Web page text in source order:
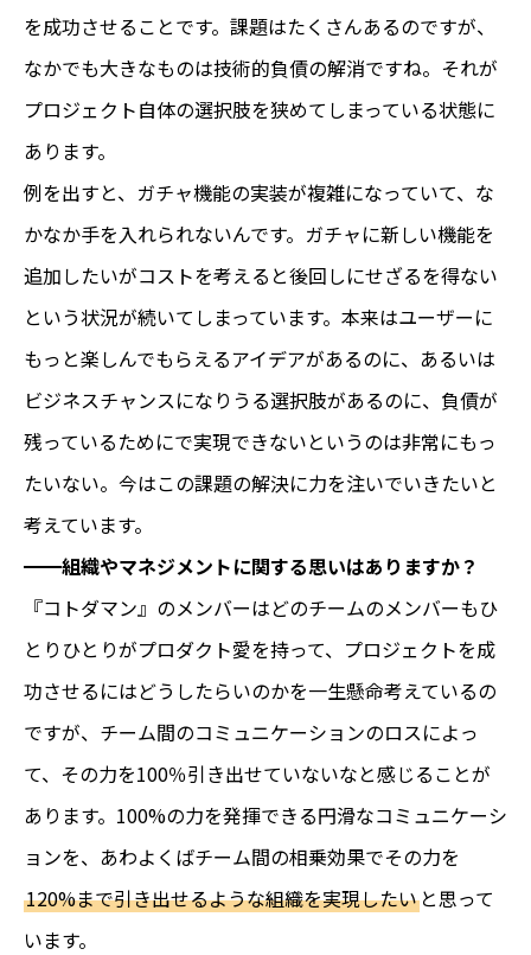
を成功させることです。課題はたくさんあるのですが、
なかでも大きなものは技術的負債の解消ですね。それが
プロジェクト自体の選択肢を狭めてしまっている状態に
あります。
例を出すと、ガチャ機能の実装が複雑になっていて、な
かなか手を入れられないんです。ガチャに新しい機能を
追加したいがコストを考えると後回しにせざるを得ない
という状況が続いてしまっています。本来はユーザーに
もっと楽しんでもらえるアイデアがあるのに、あるいは
ビジネスチャンスになりうる選択肢があるのに、負債が
残っているためにで実現できないというのは非常にもっ
たいない。今はこの課題の解決に力を注いでいきたいと
考えています。
━━組織やマネジメントに関する思いはありますか？
『コトダマン』のメンバーはどのチームのメンバーもひ
とりひとりがプロダクト愛を持って、プロジェクトを成
功させるにはどうしたらいのかを一生懸命考えているの
ですが、チーム間のコミュニケーションのロスによっ
て、その力を100％引き出せていないなと感じることが
あります。100%の力を発揮できる円滑なコミュニケーシ
ョンを、あわよくばチーム間の相乗効果でその力を
120%まで引き出せるような組織を実現したい と思って
います。